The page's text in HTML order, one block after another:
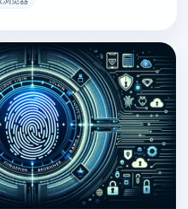
户可能会带来挑战，例如频繁的账
追踪技术可以帮助用户轻松运营多
效率。